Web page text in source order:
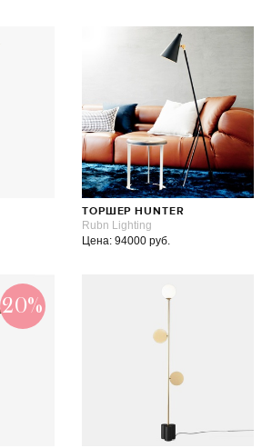
ТОРШЕР HUNTER
Rubn Lighting
Цена: 94000 руб.
20%